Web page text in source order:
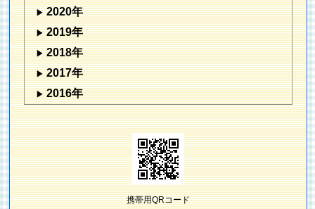
2020年
2019年
2018年
2017年
2016年
携帯用QRコード